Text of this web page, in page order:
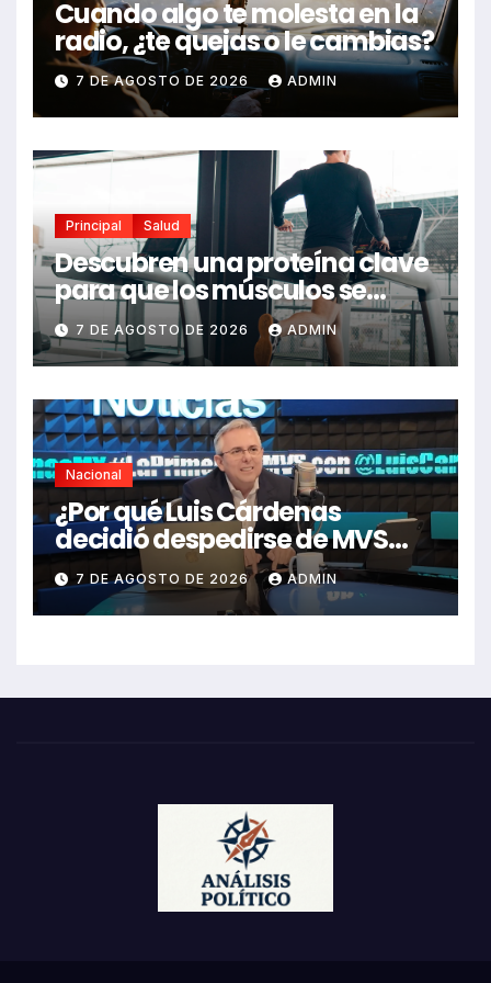
Cuando algo te molesta en la
radio, ¿te quejas o le cambias?
7 DE AGOSTO DE 2026 ADMIN
Principal Salud
Descubren una proteína clave
para que los músculos se
regeneren: el hallazgo abre
nuevas esperanzas contra
enfermedades y el cáncer
7 DE AGOSTO DE 2026 ADMIN
Nacional
¿Por qué Luis Cárdenas
decidió despedirse de MVS
Noticias en pleno 2026?
7 DE AGOSTO DE 2026 ADMIN